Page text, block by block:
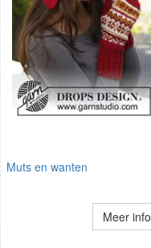
Muts en wanten
Meer info